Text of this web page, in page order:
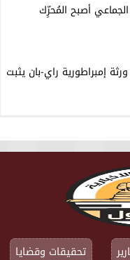
أصبح المُحرِّك
إمبراطورية راي-بان يثبت
تحقيقات وقضايا